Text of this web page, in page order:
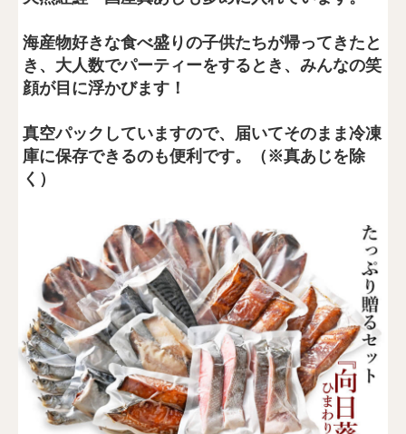
海産物好きな食べ盛りの子供たちが帰ってきたと
き、大人数でパーティーをするとき、みんなの笑
顔が目に浮かびます！
真空パックしていますので、届いてそのまま冷凍
庫に保存できるのも便利です。（※真あじを除
く）